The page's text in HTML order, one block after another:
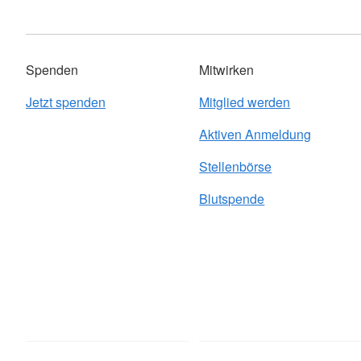
Spenden
Jetzt spenden
Mitwirken
Mitglied werden
Aktiven Anmeldung
Stellenbörse
Blutspende